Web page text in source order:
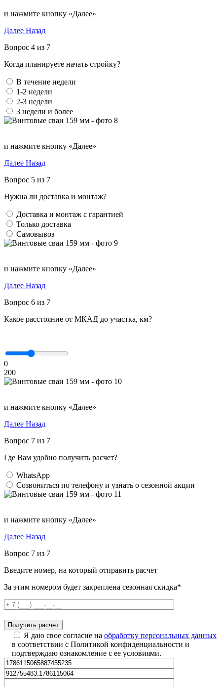
и нажмите кнопку «Далее»
Далее Назад
Вопрос 4 из 7
Когда планируете начать стройку?
В течение недели
1-2 недели
2-3 недели
3 недели и более
и нажмите кнопку «Далее»
Далее Назад
Вопрос 5 из 7
Нужна ли доставка и монтаж?
Доставка и монтаж с гарантией
Только доставка
Самовывоз
и нажмите кнопку «Далее»
Далее Назад
Вопрос 6 из 7
Какое расстояние от МКАД до участка, км?
0
200
и нажмите кнопку «Далее»
Далее Назад
Вопрос 7 из 7
Где Вам удобно получить расчет?
WhatsApp
Созвониться по телефону и узнать о сезонной акции
и нажмите кнопку «Далее»
Далее Назад
Вопрос 7 из 7
Введите номер, на который отправить расчет
За этим номером будет закреплена сезонная скидка*
Я даю свое согласие на обработку персональных данных
в соответствии с Политикой конфиденциальности и
подтверждаю ознакомление с ее условиями.